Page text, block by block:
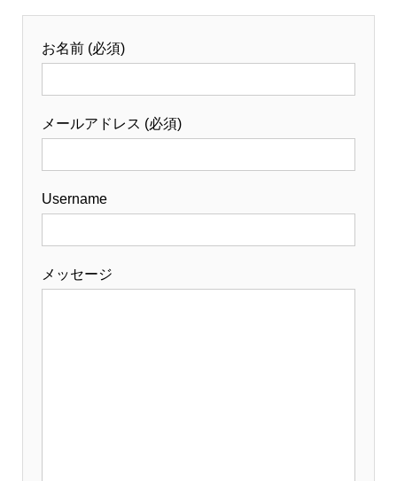
お名前 (必須)
メールアドレス (必須)
Username
メッセージ